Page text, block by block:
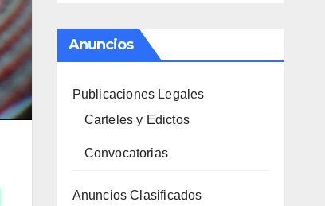
Anuncios
Publicaciones Legales
Carteles y Edictos
Convocatorias
Anuncios Clasificados